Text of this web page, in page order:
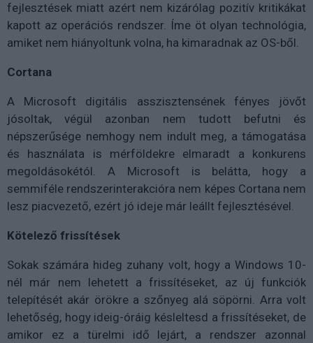
fejlesztések miatt azért nem kizárólag pozitív kritikákat
kapott az operációs rendszer. Íme öt olyan technológia,
amiket nem hiányoltunk volna, ha kimaradnak az OS-ből.
Cortana
A Microsoft digitális asszisztensének fényes jövőt
jósoltak, végül azonban nem tudott befutni és
népszerűsége nemhogy nem indult meg, a támogatása
és használata is mérföldekre elmaradt a konkurens
megoldásokétól. A Microsoft is belátta, hogy a
semmiféle rendszerinterakcióra nem képes Cortana nem
lesz piacvezető, ezért jó ideje már leállt fejlesztésével.
Kötelező frissítések
Sokak számára hideg zuhany volt, hogy a Windows 10-
nél már nem lehetett a frissítéseket, az új funkciók
telepítését akár örökre a szőnyeg alá söpörni. Arra volt
lehetőség, hogy ideig-óráig késleltesd a frissítéseket, de
amikor ez a türelmi idő lejárt, a rendszer azonnal